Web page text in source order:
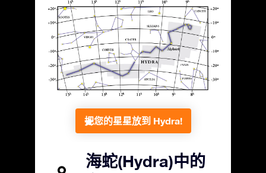
把您的星星放到 Hydra!
海蛇(Hydra)中的